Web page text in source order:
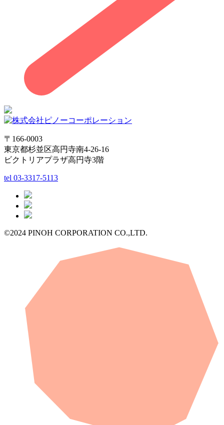
〒166-0003
東京都杉並区高円寺南4-26-16
ビクトリアプラザ高円寺3階
tel 03-3317-5113
©2024 PINOH CORPORATION CO.,LTD.